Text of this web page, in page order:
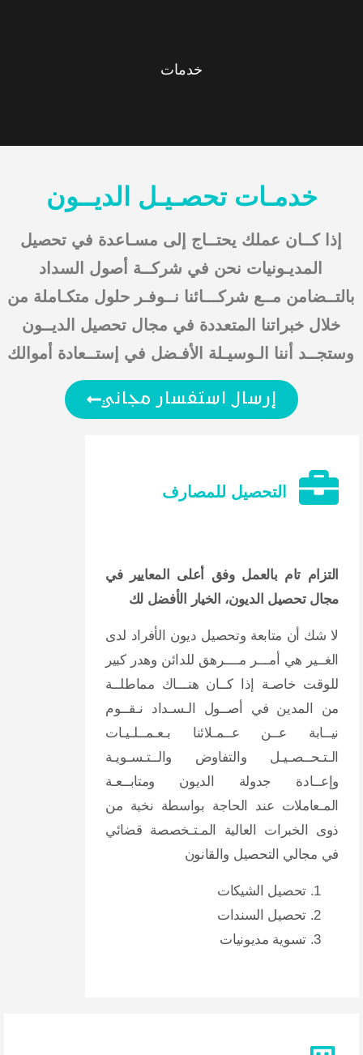
خدمات
خدمـات تحصـيـل الديــون
إذا كــان عملك يحتــاج إلى مسـاعدة في تحصيل
المديـونيات نحن في شركــة أصول السداد
بالتــضامن مــع شركـــائنا نــوفـر حلول متكـاملة من
خلال خبراتنا المتعددة في مجال تحصيل الديــون
وستجــد أننا الـوسيـلة الأفـضل في إستــعادة أموالك
إرسال استفسار مجاني
التحصيل للمصارف
التزام تام بالعمل وفق أعلى المعايير في
مجال تحصيل الديون، الخيار الأفضل لك
لا شك أن متابعة وتحصيل ديون الأفراد لدى
الغــير هي أمـــر مــــرهق للدائن وهدر كبير
للوقت خاصـة إذا كــان هنـــاك مماطلــة
من المدين في أصــول الـسـداد نـقــوم
نيــابة عــن عــمـلائنا بـعـمــلـيـات
الـتـحــصـيـل والتفاوض والــتـسـويـة
وإعــادة جدولة الديون ومتابــعـة
المـعاملات عند الحاجة بواسطة نخبة من
ذوى الخبرات العالية المـتـخصصة قضائي
في مجالي التحصيل والقانون
تحصيل الشيكات
تحصيل السندات
تسوية مديونيات